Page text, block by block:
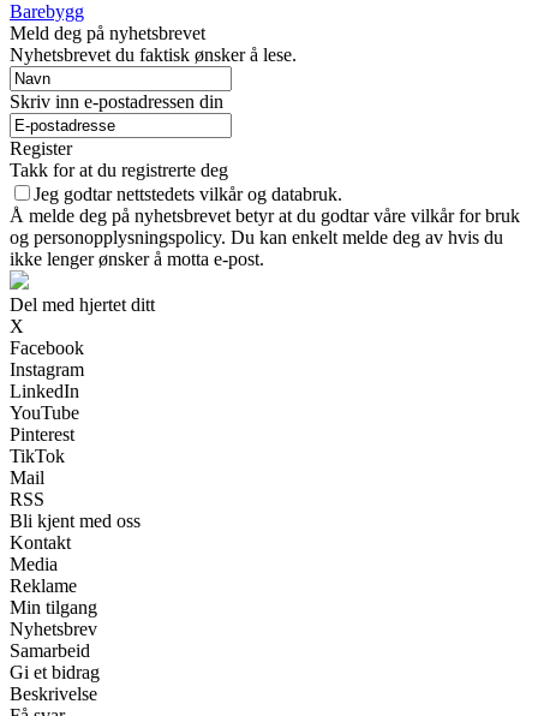
Barebygg
Meld deg på nyhetsbrevet
Nyhetsbrevet du faktisk ønsker å lese.
Skriv inn e-postadressen din
Register
Takk for at du registrerte deg
Jeg godtar nettstedets vilkår og databruk.
Å melde deg på nyhetsbrevet betyr at du godtar våre vilkår for bruk
og personopplysningspolicy. Du kan enkelt melde deg av hvis du
ikke lenger ønsker å motta e-post.
Del med hjertet ditt
X
Facebook
Instagram
LinkedIn
YouTube
Pinterest
TikTok
Mail
RSS
Bli kjent med oss
Kontakt
Media
Reklame
Min tilgang
Nyhetsbrev
Samarbeid
Gi et bidrag
Beskrivelse